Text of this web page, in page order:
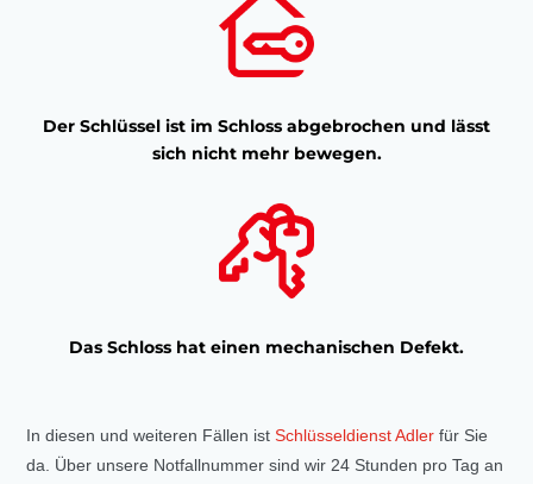
Der Schlüssel ist im Schloss abgebrochen und lässt
sich nicht mehr bewegen.
Das Schloss hat einen mechanischen Defekt.
In diesen und weiteren Fällen istSchlüsseldienst Adler für Sie
da. Über unsere Notfallnummer sind wir 24 Stunden pro Tag an